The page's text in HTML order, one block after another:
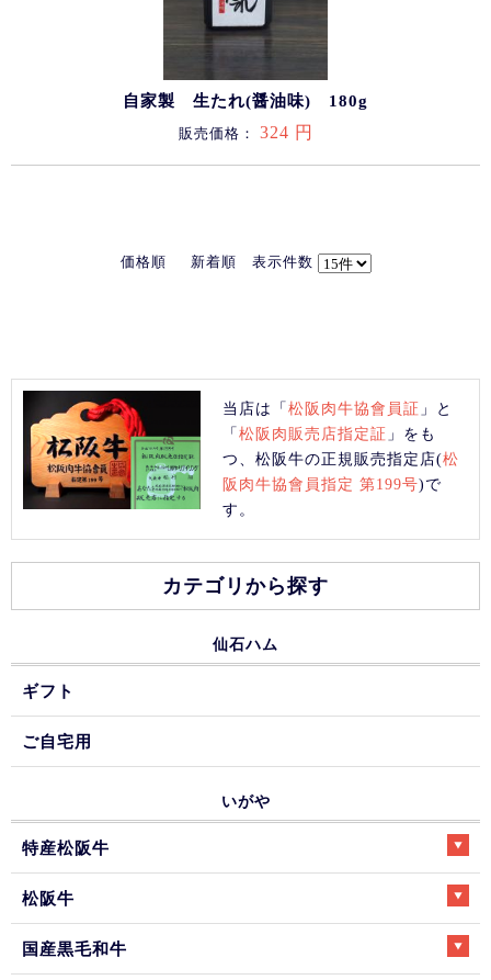
自家製 生たれ(醤油味) 180g
販売価格： 324 円
価格順 新着順 表示件数
当店は「松阪肉牛協會員証 」と
「松阪肉販売店指定証 」をも
つ、松阪牛の正規販売指定店(松
阪肉牛協會員指定 第199号)で
す。
カテゴリから探す
仙石ハム
ギフト
ご自宅用
いがや
特産松阪牛
松阪牛
国産黒毛和牛